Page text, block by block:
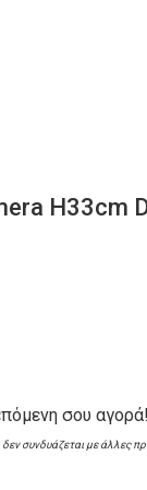
H33cm
σου αγορά!
συνδυάζεται με άλλες